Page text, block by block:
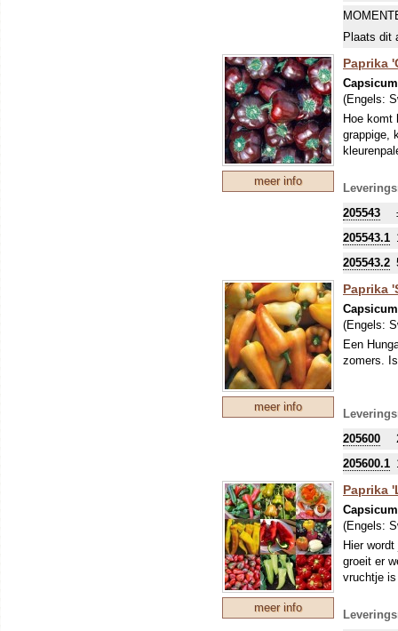
Plaats dit
meer info
Paprika
(Engels:
Hoe komt
grappige,
205543
205543.1
205543.2
meer info
Paprika
(Engels:
Een
zomers.
205600
205600.1
meer info
Paprika
(Engels:
Hier
groeit er
vruchtje